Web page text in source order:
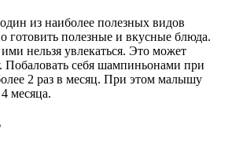
из наиболее полезных видов
готовить полезные и вкусные блюда.
нельзя увлекаться. Это может
Побаловать себя шампиньонами при
2 раз в месяц. При этом малышу
месяца.